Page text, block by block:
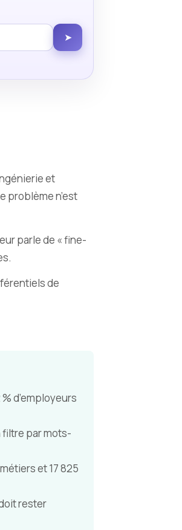
➤
et
problème n’est
parle de « fine-
de
d’employeurs
filtre par mots-
et 17 825
rester